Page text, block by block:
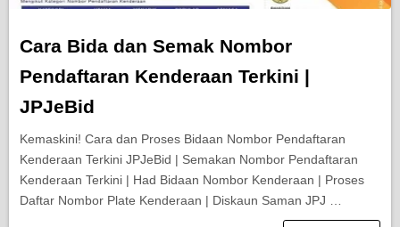
Cara Bida dan Semak Nombor
Pendaftaran Kenderaan Terkini |
JPJeBid
Kemaskini! Cara dan Proses Bidaan Nombor Pendaftaran
Kenderaan Terkini JPJeBid | Semakan Nombor Pendaftaran
Kenderaan Terkini | Had Bidaan Nombor Kenderaan | Proses
Daftar Nombor Plate Kenderaan | Diskaun Saman JPJ …